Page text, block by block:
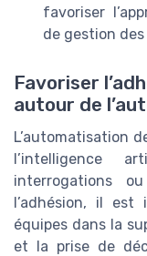
favoriser
de gestion
Favoriser
autour de
L’automatisation
l’intelligence
interrogations
l’adhésion, il
équipes dans la
et la prise de